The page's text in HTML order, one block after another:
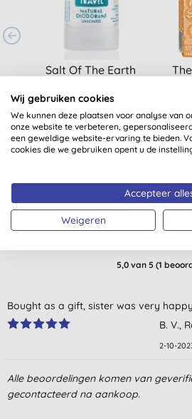
Salt Of The Earth
Size 50 gr
(
€ 5,15 KOPEN €
5,0van 5 (1
Bought as a gift, sister was very
B. V.,
2-10-
Alle beoordelingen komen van
gecontacteerd na aankoop.
Wij gebruiken cookies
We kunnen deze plaatsen voor analyse van
onze website te verbeteren,
een geweldige website-ervaring te bieden.
cookies die we gebruiken opent u de
Accepteer
Weigeren